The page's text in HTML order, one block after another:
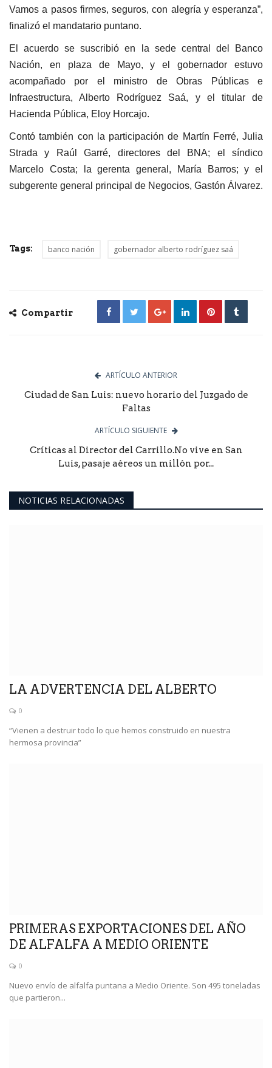
Vamos a pasos firmes, seguros, con alegría y esperanza”,
finalizó el mandatario puntano.
El acuerdo se suscribió en la sede central del Banco
Nación, en plaza de Mayo, y el gobernador estuvo
acompañado por el ministro de Obras Públicas e
Infraestructura, Alberto Rodríguez Saá, y el titular de
Hacienda Pública, Eloy Horcajo.
Contó también con la participación de Martín Ferré, Julia
Strada y Raúl Garré, directores del BNA; el síndico
Marcelo Costa; la gerenta general, María Barros; y el
subgerente general principal de Negocios, Gastón Álvarez.
Tags: banco nación gobernador alberto rodríguez saá
Compartir
ARTÍCULO ANTERIOR
Ciudad de San Luis: nuevo horario del Juzgado de
Faltas
ARTÍCULO SIGUIENTE
Críticas al Director del Carrillo.No vive en San
Luis, pasaje aéreos un millón por...
NOTICIAS RELACIONADAS
LA ADVERTENCIA DEL ALBERTO
0
“Vienen a destruir todo lo que hemos construido en nuestra
hermosa provincia”
PRIMERAS EXPORTACIONES DEL AÑO
DE ALFALFA A MEDIO ORIENTE
0
Nuevo envío de alfalfa puntana a Medio Oriente. Son 495 toneladas
que partieron...